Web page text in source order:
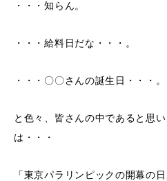
・・・知らん。
・・・給料日だな・・・。
・・・〇〇さんの誕生日・・・。
と色々、皆さんの中であると思
は・・・
「東京パラリンピックの開幕の日